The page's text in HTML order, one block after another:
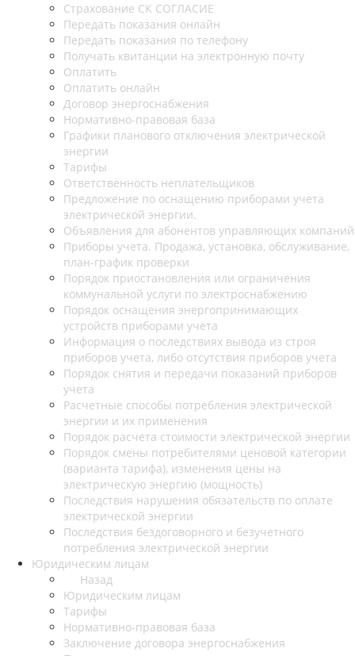
Страхование СК СОГЛАСИЕ
Передать показания онлайн
Передать показания по телефону
Получать квитанции на электронную почту
Оплатить
Оплатить онлайн
Договор энергоснабжения
Нормативно-правовая база
Графики планового отключения электрической
энергии
Тарифы
Ответственность неплательщиков
Предложение по оснащению приборами учета
электрической энергии.
Объявления для абонентов управляющих компаний
Приборы учета. Продажа, установка, обслуживание,
план-график проверки
Порядок приостановления или ограничения
коммунальной услуги по электроснабжению
Порядок оснащения энергопринимающих
устройств приборами учета
Информация о последствиях вывода из строя
приборов учета, либо отсутствия приборов учета
Порядок снятия и передачи показаний приборов
учета
Расчетные способы потребления электрической
энергии и их применения
Порядок расчета стоимости электрической энергии
Порядок смены потребителями ценовой категории
(варианта тарифа), изменения цены на
электрическую энергию (мощность)
Последствия нарушения обязательств по оплате
электрической энергии
Последствия бездоговорного и безучетного
потребления электрической энергии
Юридическим лицам
Назад
Юридическим лицам
Тарифы
Нормативно-правовая база
Заключение договора энергоснабжения